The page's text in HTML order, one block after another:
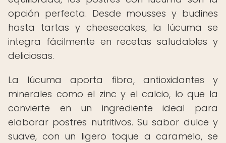
opción perfecta. Desde mousses y budines
hasta tartas y cheesecakes, la lúcuma se
integra fácilmente en recetas saludables y
deliciosas.
La lúcuma aporta fibra, antioxidantes y
minerales como el zinc y el calcio, lo que la
convierte en un ingrediente ideal para
elaborar postres nutritivos. Su sabor dulce y
suave, con un ligero toque a caramelo, se